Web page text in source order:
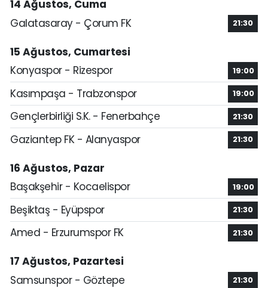
14 Ağustos, Cuma
Galatasaray - Çorum FK
21:30
15 Ağustos, Cumartesi
Konyaspor - Rizespor
19:00
Kasımpaşa - Trabzonspor 19:00
Gençlerbirliği S.K. - Fenerbahçe 21:30
Gaziantep FK - Alanyaspor 21:30
16 Ağustos, Pazar
Başakşehir - Kocaelispor
19:00
Beşiktaş - Eyüpspor 21:30
Amed - Erzurumspor FK 21:30
17 Ağustos, Pazartesi
Samsunspor - Göztepe
21:30